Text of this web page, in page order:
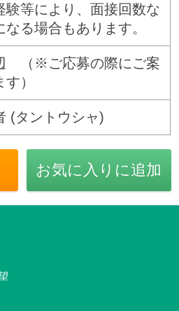
等により、面接回数な
なる場合もあります。
（※ご応募の際にご案
）
(タントウシャ)
お気に入りに追加